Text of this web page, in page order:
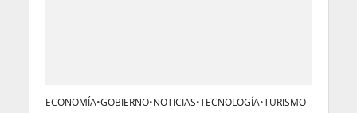
ECONOMÍA•GOBIERNO•NOTICIAS•TECNOLOGÍA•TURISMO